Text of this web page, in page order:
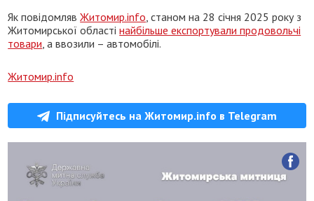
Як повідомлявЖитомир.info , станом на 28 січня 2025 року з
Житомирської областінайбільше експортували продовольчі
товари , а ввозили – автомобілі.
Житомир.info
Підписуйтесь на Житомир.info в Telegram